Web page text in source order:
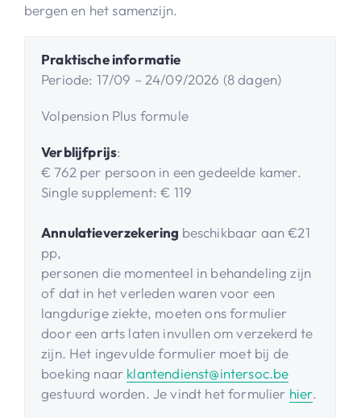
bergen en het samenzijn.​
Praktische informatie
Periode: 17/09 – 24/09/2026 (8 dagen)
Volpension Plus formule
Verblijfprijs:
€ 762 per persoon in een gedeelde kamer.
Single supplement: € 119
Annulatieverzekering beschikbaar aan €21
pp,
personen die momenteel in behandeling zijn
of dat in het verleden waren voor een
langdurige ziekte, moeten ons formulier
door een arts laten invullen om verzekerd te
zijn. Het ingevulde formulier moet bij de
boeking naar klantendienst@intersoc.be
gestuurd worden. Je vindt het formulier hier.